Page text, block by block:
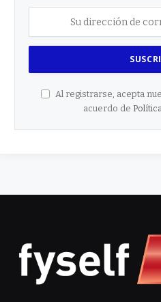
Al registrarse, acepta
acuerdo de